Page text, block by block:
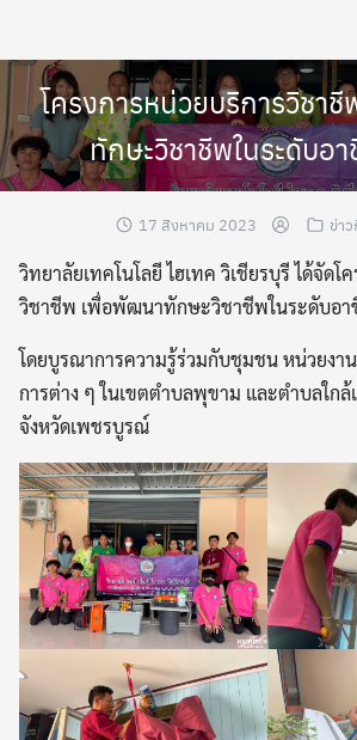
content
โครงการหน่วยบริการวิชา
ทักษะวิชาชีพในระดับอ
17 สิงหาคม 2023 ข่า
วิทยาลัยเทคโนโลยี ไฮเทค วิเชียรบุรี ได้จัดโ
วิชาชีพ เพื่อพัฒนาทักษะวิชาชีพในระดับอา
โดยบูรณาการความรู้ร่วมกับชุมชน หน่วยงา
การต่าง ๆ ในเขตตำบลพุขาม และตำบลใกล้
จังหวัดเพชรบูรณ์